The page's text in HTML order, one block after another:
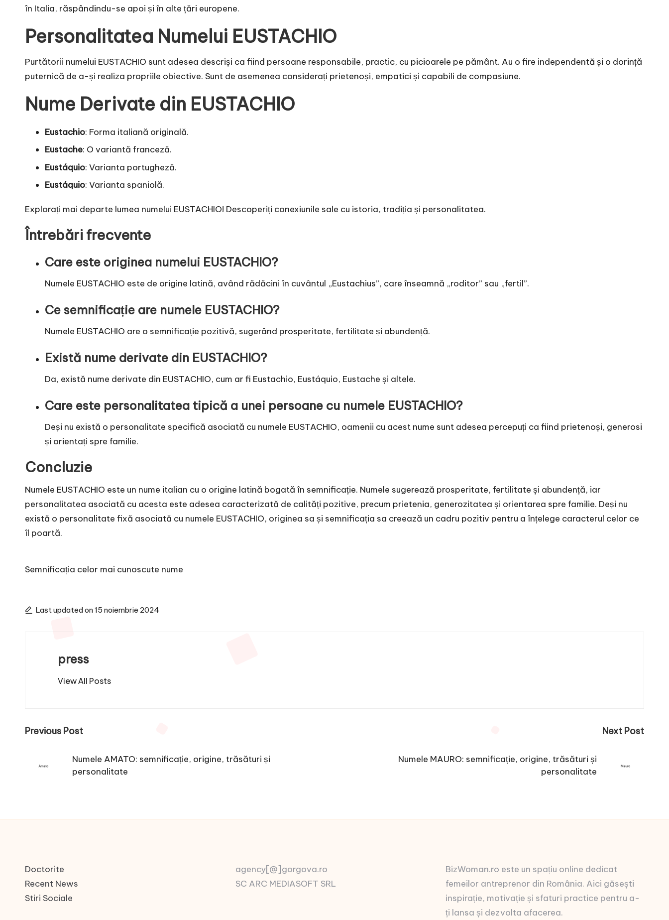
în Italia, răspândindu-se apoi și în alte țări europene.
Personalitatea Numelui EUSTACHIO
Purtătorii numelui EUSTACHIO sunt adesea descriși ca fiind persoane responsabile, practic, cu picioarele pe pământ. Au o fire independentă și o dorință
puternică de a-și realiza propriile obiective. Sunt de asemenea considerați prietenoși, empatici și capabili de compasiune.
Nume Derivate din EUSTACHIO
Eustachio: Forma italiană originală.
Eustache: O variantă franceză.
Eustáquio: Varianta portugheză.
Eustáquio: Varianta spaniolă.
Explorați mai departe lumea numelui EUSTACHIO! Descoperiți conexiunile sale cu istoria, tradiția și personalitatea.
Întrebări frecvente
Care este originea numelui EUSTACHIO?
Numele EUSTACHIO este de origine latină, având rădăcini în cuvântul „Eustachius”, care înseamnă „roditor” sau „fertil”.
Ce semnificație are numele EUSTACHIO?
Numele EUSTACHIO are o semnificație pozitivă, sugerând prosperitate, fertilitate și abundență.
Există nume derivate din EUSTACHIO?
Da, există nume derivate din EUSTACHIO, cum ar fi Eustachio, Eustáquio, Eustache și altele.
Care este personalitatea tipică a unei persoane cu numele EUSTACHIO?
Deși nu există o personalitate specifică asociată cu numele EUSTACHIO, oamenii cu acest nume sunt adesea percepuți ca fiind prietenoși, generosi
și orientați spre familie.
Concluzie
Numele EUSTACHIO este un nume italian cu o origine latină bogată în semnificație. Numele sugerează prosperitate, fertilitate și abundență, iar
personalitatea asociată cu acesta este adesea caracterizată de calități pozitive, precum prietenia, generozitatea și orientarea spre familie. Deși nu
există o personalitate fixă asociată cu numele EUSTACHIO, originea sa și semnificația sa creează un cadru pozitiv pentru a înțelege caracterul celor ce
îl poartă.
Semnificația celor mai cunoscute nume
Last updated on 15 noiembrie 2024
press
View All Posts
Post
navigation
Previous Post
Numele AMATO: semnificație, origine, trăsături și
personalitate
Next Post
Numele MAURO: semnificație, origine, trăsături și
personalitate
Doctorite
Recent News
Stiri Sociale
agency[@]gorgova.ro
SC ARC MEDIASOFT SRL
BizWoman.ro este un spațiu online dedicat
femeilor antreprenor din România. Aici găsești
inspirație, motivație și sfaturi practice pentru a-
ți lansa și dezvolta afacerea.